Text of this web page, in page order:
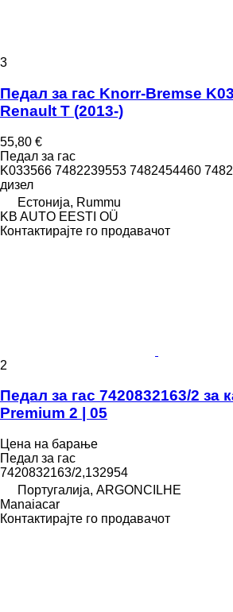
3
Педал за гас Knorr-Bremse
Renault T (2013-)
55,80 €
Педал за гас
K033566 7482239553 7482454460
дизел
Естонија, Rummu
KB AUTO EESTI OÜ
Контактирајте го продавачот
2
Педал за гас 7420832163/2 за
Premium 2 | 05
Цена на барање
Педал за гас
7420832163/2,132954
Португалија, ARGONCILHE
Manaiacar
Контактирајте го продавачот